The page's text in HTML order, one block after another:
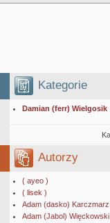
Kategorie
Damian (ferr) Wielgosik
Autorzy
( ayeo )
( lisek )
Adam (dasko) Karczmarz
Adam (Jabol) Więckowski